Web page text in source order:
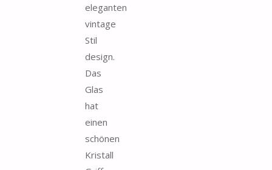
eleganten
vintage
Stil
design.
Das
Glas
hat
einen
schönen
Kristall